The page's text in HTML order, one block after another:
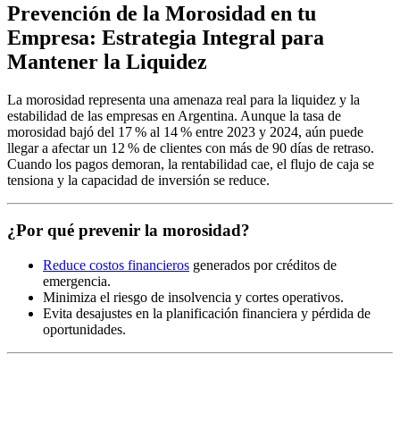
Prevención de la Morosidad en tu
Empresa: Estrategia Integral para
Mantener la Liquidez
La morosidad representa una amenaza real para la liquidez y la
estabilidad de las empresas en Argentina. Aunque la tasa de
morosidad bajó del 17 % al 14 % entre 2023 y 2024, aún puede
llegar a afectar un 12 % de clientes con más de 90 días de retraso.
Cuando los pagos demoran, la rentabilidad cae, el flujo de caja se
tensiona y la capacidad de inversión se reduce.
¿Por qué prevenir la morosidad?
Reduce costos financieros generados por créditos de
emergencia.
Minimiza el riesgo de insolvencia y cortes operativos.
Evita desajustes en la planificación financiera y pérdida de
oportunidades.